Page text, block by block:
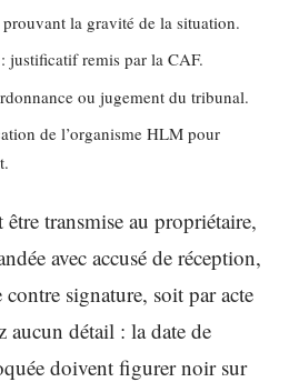
la gravité de la situation.
justificatif remis par la CAF.
ou jugement du tribunal.
de l’organisme HLM pour
transmise au propriétaire,
avec accusé de réception,
signature, soit par acte
aucun détail : la date de
doivent figurer noir sur